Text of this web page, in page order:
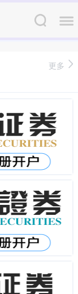
更多